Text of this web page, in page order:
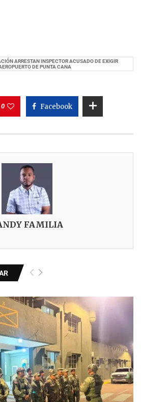
ARRESTAN INSPECTOR ACUSADO DE EXIGIR
DE PUNTA CANA
0 Facebook
FAMILIA